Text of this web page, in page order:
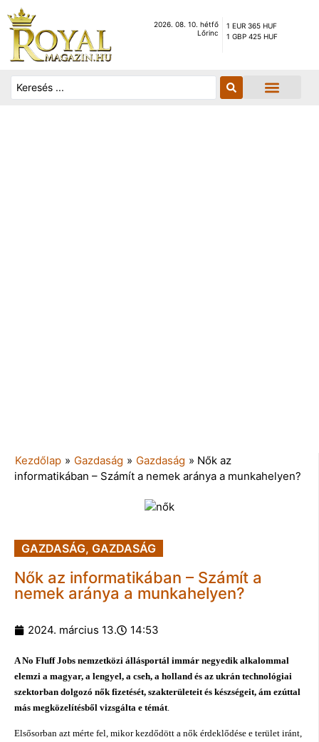
2026. 08. 10. hétfő
Lőrinc
1 EUR 365 HUF
1 GBP 425 HUF
Kezdőlap » Gazdaság » Gazdaság » Nők az
informatikában – Számít a nemek aránya a munkahelyen?
GAZDASÁG, GAZDASÁG
Nők az informatikában – Számít a
nemek aránya a munkahelyen?
2024. március 13. 14:53
A No Fluff Jobs nemzetközi állásportál immár negyedik alkalommal
elemzi a magyar, a lengyel, a cseh, a holland és az ukrán technológiai
szektorban dolgozó nők fizetését, szakterületeit és készségeit, ám ezúttal
más megközelítésből vizsgálta e témát
Elsősorban azt mérte fel, mikor kezdődött a nők érdeklődése e terület iránt,